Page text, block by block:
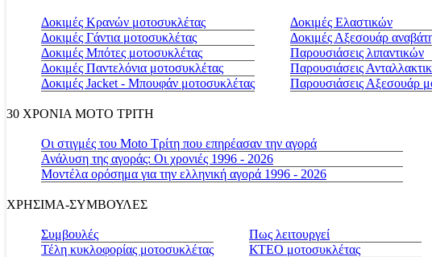
Δοκιμές Κρανών μοτοσυκλέτας
Δοκιμές Γάντια μοτοσυκλέτας
Δοκιμές Μπότες μοτοσυκλέτας
Δοκιμές Παντελόνια μοτοσυκλέτας
Δοκιμές Jacket - Μπουφάν μοτοσυκλέτας
Δοκιμές Ελαστικών
Δοκιμές Αξεσουάρ
Παρουσιάσεις λιπαντικών
Παρουσιάσεις
Παρουσιάσεις Αξεσουάρ
30 ΧΡΟΝΙΑ MOTO ΤΡΙΤΗ
Οι στιγμές του Moto Τρίτη που επηρέασαν την αγορά
Ανάλυση της αγοράς: Οι χρονιές 1996 - 2026
Μοντέλα ορόσημα για την ελληνική αγορά 1996 - 2026
ΧΡΗΣΙΜΑ-ΣΥΜΒΟΥΛΕΣ
Συμβουλές
Τέλη κυκλοφορίας μοτοσυκλέτας
Πως λειτουργεί
ΚΤΕΟ μοτοσυκλέτας